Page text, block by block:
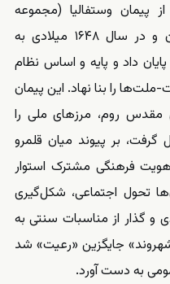
وستفالیا (مجموعه
قراردادهای صلحی بود که در آلمان و در سال ۱۶۴۸ میلادی به
پایان داد و پایه و اساس نظام
را بنا نهاد. این پیمان
مقدس روم، مرزهای ملی را
گرفت، بر پیوند میان قلمرو
فرهنگی مشترک استوار
تحول اجتماعی، شکل‌گیری
و گذار از مناسبات سنتی به
جایگزین «رعیت» شد
به دست آورد.